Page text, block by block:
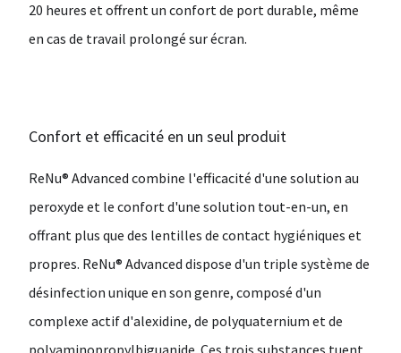
20 heures et offrent un confort de port durable, même
en cas de travail prolongé sur écran.
Confort et efficacité en un seul produit
ReNu® Advanced combine l'efficacité d'une solution au
peroxyde et le confort d'une solution tout-en-un, en
offrant plus que des lentilles de contact hygiéniques et
propres. ReNu® Advanced dispose d'un triple système de
désinfection unique en son genre, composé d'un
complexe actif d'alexidine, de polyquaternium et de
polyaminopropylbiguanide. Ces trois substances tuent